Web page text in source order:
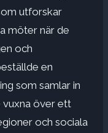
utforskar
möter när de
och
en
som samlar in
vuxna över ett
och sociala